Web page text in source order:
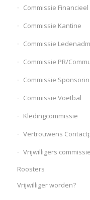
Commissie Financieel
Commissie Kantine
Commissie
Commissie PR/
Commissie
Commissie Voetbal
Kledingcommissie
Vertrouwens
Vrijwilligers commissie
Roosters
Vrijwilliger worden?